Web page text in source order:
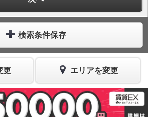
検索条件保存
更 エリアを変更